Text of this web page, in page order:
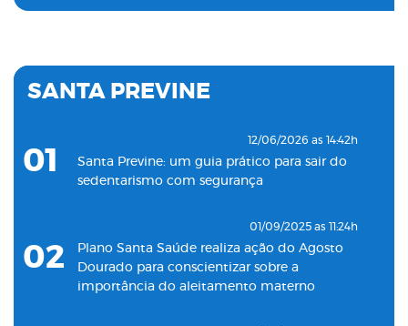
Clínica Santa Saúde inaugurará unidade no
município de Guarujá
Santa Saúde Consultas inaugura nova
unidade de coleta laboratorial em conjunto
com o Plano Santa Casa Saúde
SANTA PREVINE
01
12/06/2026 as 14:42h
Santa Previne: um guia prático para sair do
sedentarismo com segurança
02
01/09/2025 as 11:24h
Plano Santa Saúde realiza ação do Agosto
Dourado para conscientizar sobre a
importância do aleitamento materno